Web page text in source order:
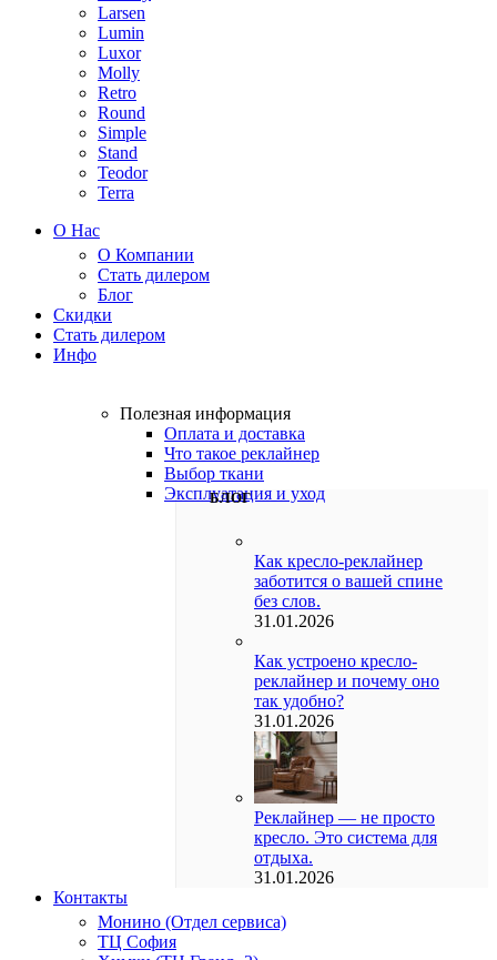
Larsen
Lumin
Luxor
Molly
Retro
Round
Simple
Stand
Teodor
Terra
О Нас
О Компании
Стать дилером
Блог
Скидки
Стать дилером
Инфо
Полезная информация
Оплата и доставка
Что такое реклайнер
Выбор ткани
Эксплуатация и уход
БЛОГ
Как кресло-реклайнер
заботится о вашей спине
без слов.
31.01.2026
Как устроено кресло-
реклайнер и почему оно
так удобно?
31.01.2026
Реклайнер — не просто
кресло. Это система для
отдыха.
31.01.2026
Контакты
Монино (Отдел сервиса)
ТЦ София